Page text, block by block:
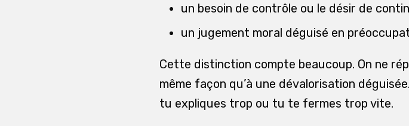
un besoin de contrôle ou le désir de
un jugement moral déguisé en
Cette distinction compte beaucoup. On ne
même façon qu’à une dévalorisation
tu expliques trop ou tu te fermes trop vite.